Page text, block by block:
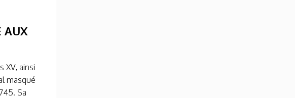
AUX
XV, ainsi
masqué
Sa